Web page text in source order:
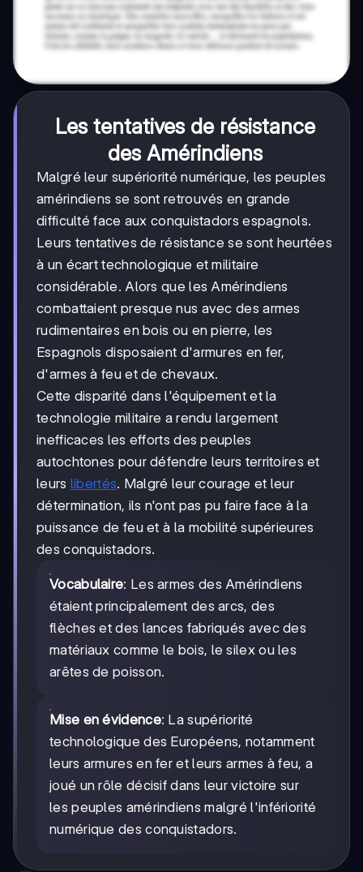
Les tentatives de résistance
des Amérindiens
Malgré leur supériorité numérique, les peuples
amérindiens se sont retrouvés en grande
difficulté face aux conquistadors espagnols.
Leurs tentatives de résistance se sont heurtées
à un écart technologique et militaire
considérable. Alors que les Amérindiens
combattaient presque nus avec des armes
rudimentaires en bois ou en pierre, les
Espagnols disposaient d'armures en fer,
d'armes à feu et de chevaux.
Cette disparité dans l'équipement et la
technologie militaire a rendu largement
inefficaces les efforts des peuples
autochtones pour défendre leurs territoires et
leurs libertés. Malgré leur courage et leur
détermination, ils n'ont pas pu faire face à la
puissance de feu et à la mobilité supérieures
des conquistadors.
Vocabulaire: Les armes des Amérindiens
étaient principalement des arcs, des
flèches et des lances fabriqués avec des
matériaux comme le bois, le silex ou les
arêtes de poisson.
Mise en évidence: La supériorité
technologique des Européens, notamment
leurs armures en fer et leurs armes à feu, a
joué un rôle décisif dans leur victoire sur
les peuples amérindiens malgré l'infériorité
numérique des conquistadors.